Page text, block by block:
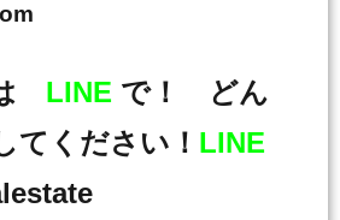
LINE で！ どん
てください！ LINE